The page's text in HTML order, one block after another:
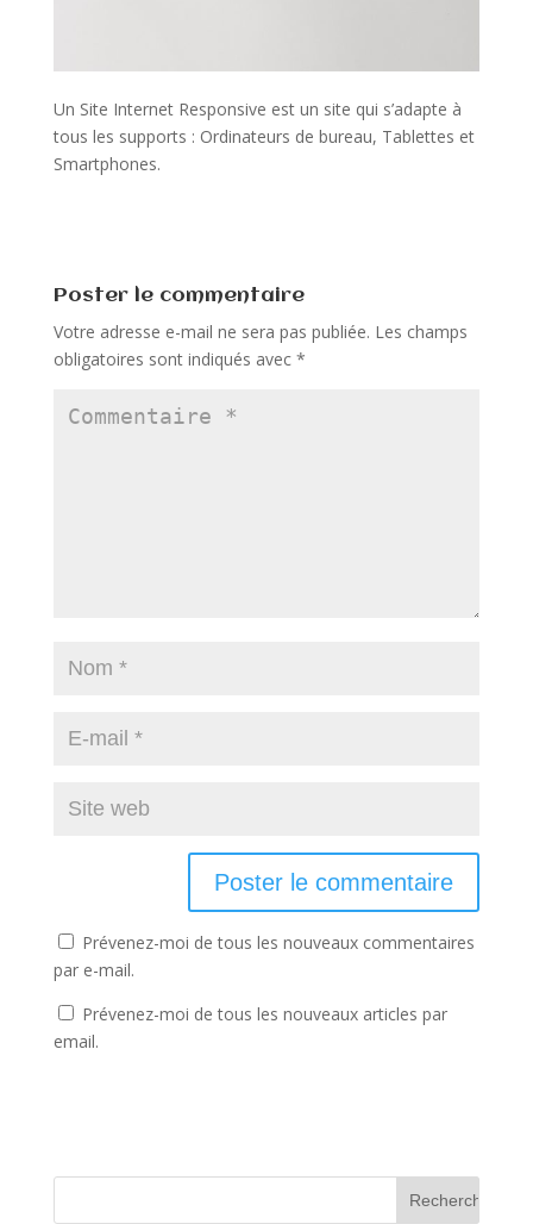
Un Site Internet Responsive est un site qui s’adapte à
tous les supports : Ordinateurs de bureau, Tablettes et
Smartphones.
Poster le commentaire
Votre adresse e-mail ne sera pas publiée. Les champs
obligatoires sont indiqués avec *
Prévenez-moi de tous les nouveaux commentaires
par e-mail.
Prévenez-moi de tous les nouveaux articles par
email.